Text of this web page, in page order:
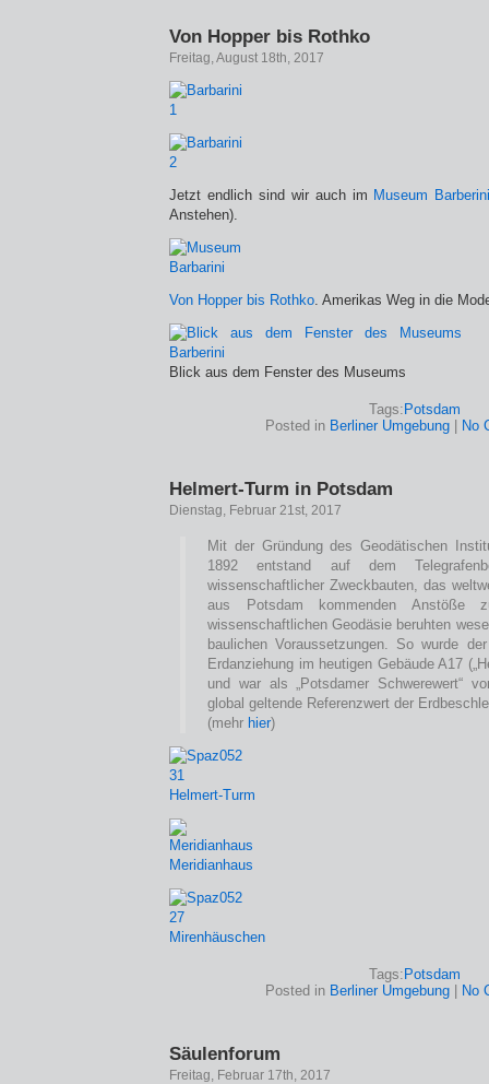
Von Hopper bis Rothko
Freitag, August 18th, 2017
Jetzt endlich sind wir auch im Museum
Anstehen).
Von Hopper bis Rothko. Amerikas Weg in die
Blick aus dem Fenster des Museums
Tags: Potsdam
Posted in Berliner Umgebung No
Helmert-Turm in Potsdam
Dienstag, Februar 21st, 2017
Mit der Gründung des Geodätischen
1892 entstand auf dem
wissenschaftlicher Zweckbauten, das
aus Potsdam kommenden Anstöße
wissenschaftlichen Geodäsie beruhten
baulichen Voraussetzungen. So wurde
Erdanziehung im heutigen Gebäude A17
und war als „Potsdamer Schwerewert“
global geltende Referenzwert der
(mehr hier)
Helmert-Turm
Meridianhaus
Mirenhäuschen
Tags: Potsdam
Posted in Berliner Umgebung No
Säulenforum
Freitag, Februar 17th, 2017